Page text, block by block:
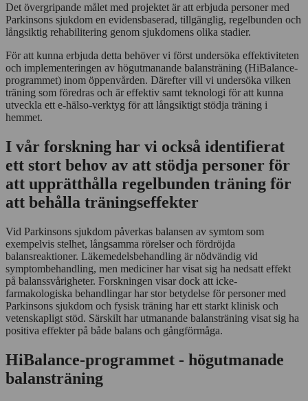
Det övergripande målet med projektet är att erbjuda personer med
Parkinsons sjukdom en evidensbaserad, tillgänglig, regelbunden och
långsiktig rehabilitering genom sjukdomens olika stadier.
För att kunna erbjuda detta behöver vi först undersöka effektiviteten
och implementeringen av högutmanande balansträning (HiBalance-
programmet) inom öppenvården. Därefter vill vi undersöka vilken
träning som föredras och är effektiv samt teknologi för att kunna
utveckla ett e-hälso-verktyg för att långsiktigt stödja träning i
hemmet.
I vår forskning har vi också identifierat
ett stort behov av att stödja personer för
att upprätthålla regelbunden träning för
att behålla träningseffekter
Vid Parkinsons sjukdom påverkas balansen av symtom som
exempelvis stelhet, långsamma rörelser och fördröjda
balansreaktioner. Läkemedelsbehandling är nödvändig vid
symptombehandling, men mediciner har visat sig ha nedsatt effekt
på balanssvårigheter. Forskningen visar dock att icke-
farmakologiska behandlingar har stor betydelse för personer med
Parkinsons sjukdom och fysisk träning har ett starkt klinisk och
vetenskapligt stöd. Särskilt har utmanande balansträning visat sig ha
positiva effekter på både balans och gångförmåga.
HiBalance-programmet - högutmanade
balansträning